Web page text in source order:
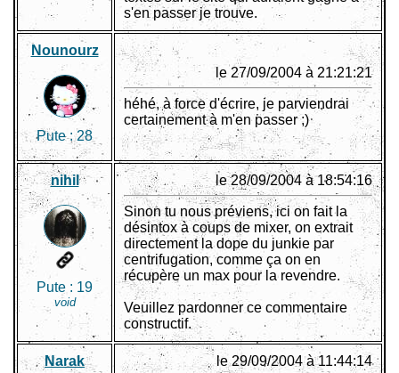
s'en passer je trouve.
Nounourz
Pute :28
le 27/09/2004 à 21:21:21
héhé, à force d'écrire, je parviendrai
certainement à m'en passer ;)
nihil
Pute : 19
void
le 28/09/2004 à 18:54:16
Sinon tu nous préviens, ici on fait la
désintox à coups de mixer, on extrait
directement la dope du junkie par
centrifugation, comme ça on en
récupère un max pour la revendre.
Veuillez pardonner ce commentaire
constructif.
Narak le 29/09/2004 à 11:44:14